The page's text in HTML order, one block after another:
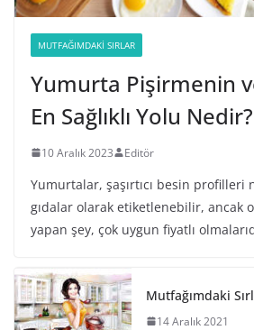
MUTFAĞIMDAKI SIRLAR
Yumurta Pişirmenin
En Sağlıklı Yolu Nedir?
10 Aralık 2023 Editör
Yumurtalar, şaşırtıcı besin profilleri
gıdalar olarak etiketlenebilir, ancak
yapan şey, çok uygun fiyatlı
Mutfağımdaki
14 Aralık 2021